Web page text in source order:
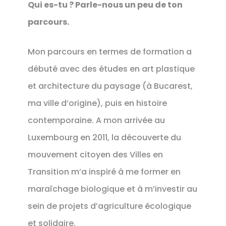
Qui es-tu ? Parle-nous un peu de ton
parcours.
Mon parcours en termes de formation a
débuté avec des études en art plastique
et architecture du paysage (à Bucarest,
ma ville d’origine), puis en histoire
contemporaine. A mon arrivée au
Luxembourg en 2011, la découverte du
mouvement citoyen des Villes en
Transition m’a inspiré à me former en
maraîchage biologique et à m’investir au
sein de projets d’agriculture écologique
et solidaire.